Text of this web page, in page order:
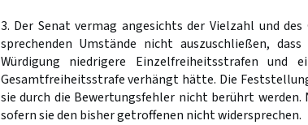
3. Der Senat vermag angesichts der Vielzahl und
sprechenden Umstände nicht auszuschließen,
Würdigung niedrigere Einzelfreiheitsstrafen und
Gesamtfreiheitsstrafe verhängt hätte. Die
sie durch die Bewertungsfehler nicht berührt
sofern sie den bisher getroffenen nicht widersprechen.